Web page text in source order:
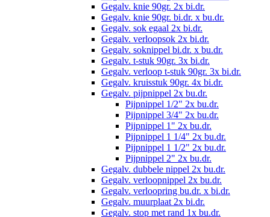
Gegalv. knie 90gr. 2x bi.dr.
Gegalv. knie 90gr. bi.dr. x bu.dr.
Gegalv. sok egaal 2x bi.dr.
Gegalv. verloopsok 2x bi.dr.
Gegalv. soknippel bi.dr. x bu.dr.
Gegalv. t-stuk 90gr. 3x bi.dr.
Gegalv. verloop t-stuk 90gr. 3x bi.dr.
Gegalv. kruisstuk 90gr. 4x bi.dr.
Gegalv. pijpnippel 2x bu.dr.
Pijpnippel 1/2" 2x bu.dr.
Pijpnippel 3/4" 2x bu.dr.
Pijpnippel 1" 2x bu.dr.
Pijpnippel 1 1/4" 2x bu.dr.
Pijpnippel 1 1/2" 2x bu.dr.
Pijpnippel 2" 2x bu.dr.
Gegalv. dubbele nippel 2x bu.dr.
Gegalv. verloopnippel 2x bu.dr.
Gegalv. verloopring bu.dr. x bi.dr.
Gegalv. muurplaat 2x bi.dr.
Gegalv. stop met rand 1x bu.dr.